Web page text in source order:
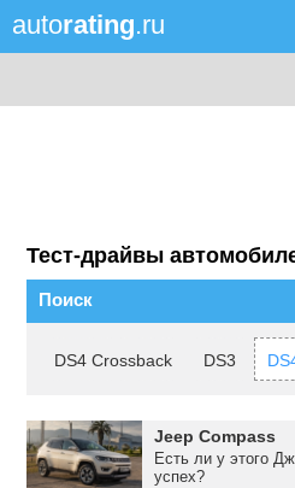
autorating.ru
Тест-драйвы
Поиск
DS4 Crossback DS3
Jeep Compass
Есть ли у этого
успех?